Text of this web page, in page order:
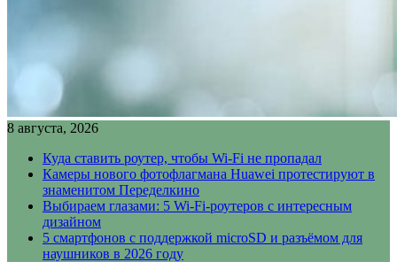
8 августа, 2026
Куда ставить роутер, чтобы Wi-Fi не пропадал
Камеры нового фотофлагмана Huawei протестируют в
знаменитом Переделкино
Выбираем глазами: 5 Wi-Fi-роутеров с интересным
дизайном
5 смартфонов с поддержкой microSD и разъёмом для
наушников в 2026 году